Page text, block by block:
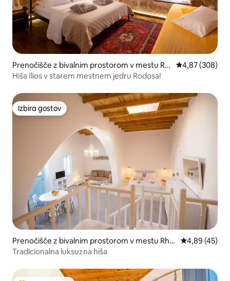
Prenočišče z bivalnim prostorom v mestu Rh
odes
Povprečna
4,87 (308)
Hiša Ilios v starem mestnem jedru Rodosa!
Izbira gostov
Izbira gostov
Prenočišče z bivalnim prostorom v mestu Rho
des
Povprečna
4,89 (45)
Tradicionalna luksuzna hiša